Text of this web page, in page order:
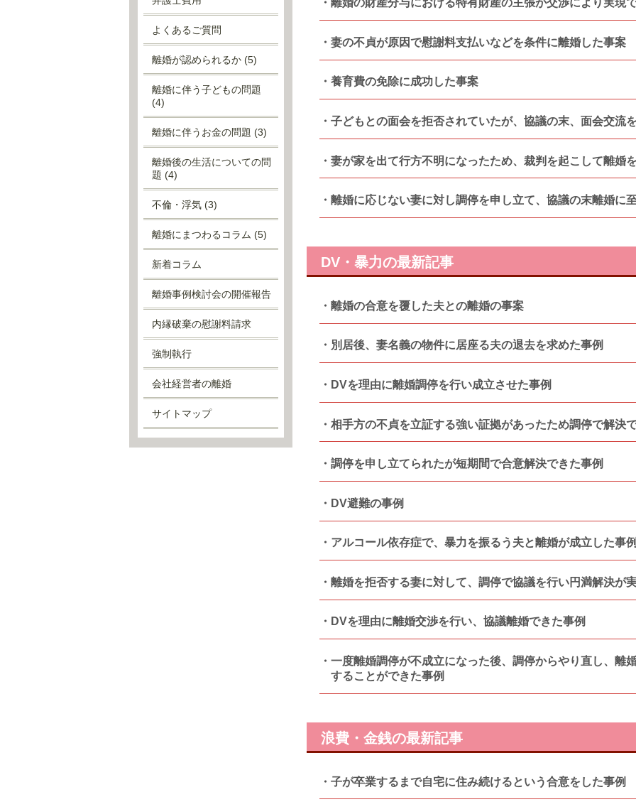
離婚の財産分与における特有財産の主張が交渉により実現
妻の不貞が原因で慰謝料支払いなどを条件に離婚した事案
養育費の免除に成功した事案
子どもとの面会を拒否されていたが、協議の末、面会交流
妻が家を出て行方不明になったため、裁判を起こして離婚
離婚に応じない妻に対し調停を申し立て、協議の末離婚に
DV・暴力の最新記事
離婚の合意を覆した夫との離婚の事案
別居後、妻名義の物件に居座る夫の退去を求めた事例
DVを理由に離婚調停を行い成立させた事例
相手方の不貞を立証する強い証拠があったため調停で解決
調停を申し立てられたが短期間で合意解決できた事例
DV避難の事例
アルコール依存症で、暴力を振るう夫と離婚が成立した事例
離婚を拒否する妻に対して、調停で協議を行い円満解決が
DVを理由に離婚交渉を行い、協議離婚できた事例
一度離婚調停が不成立になった後、調停からやり直し、離
することができた事例
浪費・金銭の最新記事
子が卒業するまで自宅に住み続けるという合意をした事例
よくあるご質問
離婚が認められるか (5)
離婚に伴う子どもの問題
(4)
離婚に伴うお金の問題 (3)
離婚後の生活についての問
題 (4)
不倫・浮気 (3)
離婚にまつわるコラム (5)
新着コラム
離婚事例検討会の開催報告
内縁破棄の慰謝料請求
強制執行
会社経営者の離婚
サイトマップ